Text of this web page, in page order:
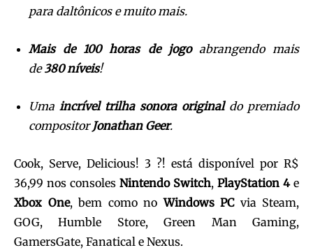
para daltônicos e muito mais.
Mais de 100 horas de jogoabrangendo mais
de380 níveis!
Uma incrível trilha sonora originaldo premiado
compositorJonathan Geer.
Cook, Serve, Delicious! 3 ?! está disponível por R$
36,99 nos consoles Nintendo Switch, PlayStation 4e
Xbox One, bem como noWindows PCvia Steam,
GOG, Humble Store, Green Man Gaming,
GamersGate, Fanatical e Nexus.